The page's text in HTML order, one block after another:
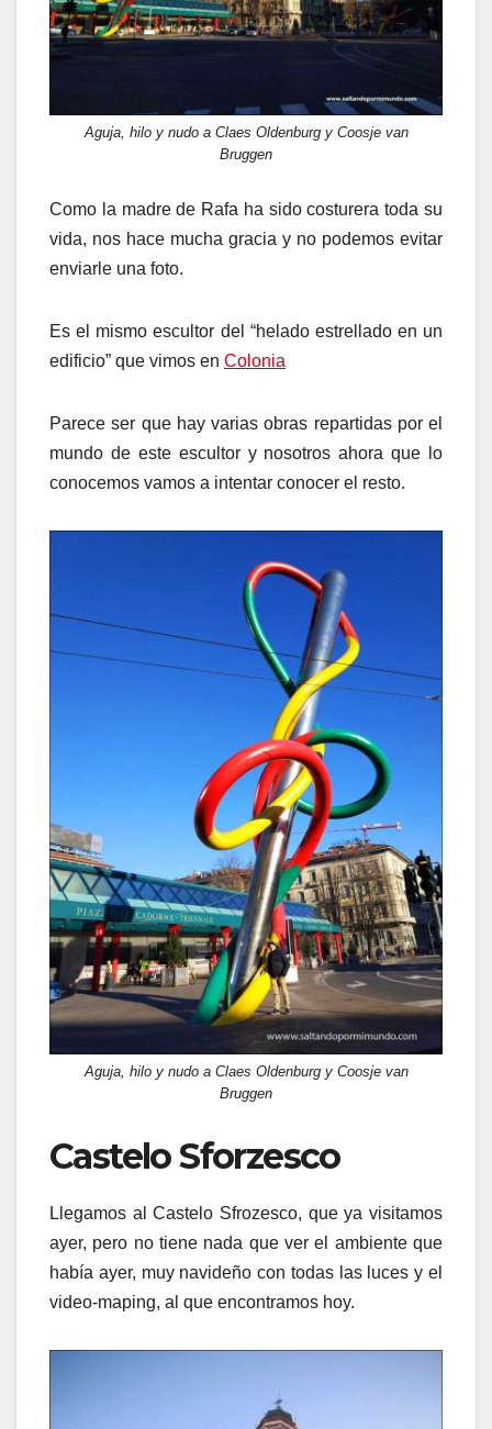
Aguja, hilo y nudo a Claes Oldenburg y Coosje van
Bruggen
Como la madre de Rafa ha sido costurera toda su
vida, nos hace mucha gracia y no podemos evitar
enviarle una foto.
Es el mismo escultor del “helado estrellado en un
edificio” que vimos en Colonia
Parece ser que hay varias obras repartidas por el
mundo de este escultor y nosotros ahora que lo
conocemos vamos a intentar conocer el resto.
Aguja, hilo y nudo a Claes Oldenburg y Coosje van
Bruggen
Castelo Sforzesco
Llegamos al Castelo Sfrozesco, que ya visitamos
ayer, pero no tiene nada que ver el ambiente que
había ayer, muy navideño con todas las luces y el
video-maping, al que encontramos hoy.